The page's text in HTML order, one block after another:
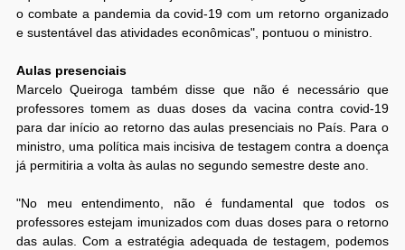
o combate a pandemia da covid-19 com um retorno organizado
e sustentável das atividades econômicas", pontuou o ministro.
Aulas presenciais
Marcelo Queiroga também disse que não é necessário que
professores tomem as duas doses da vacina contra covid-19
para dar início ao retorno das aulas presenciais no País. Para o
ministro, uma política mais incisiva de testagem contra a doença
já permitiria a volta às aulas no segundo semestre deste ano.
"No meu entendimento, não é fundamental que todos os
professores estejam imunizados com duas doses para o retorno
das aulas. Com a estratégia adequada de testagem, podemos